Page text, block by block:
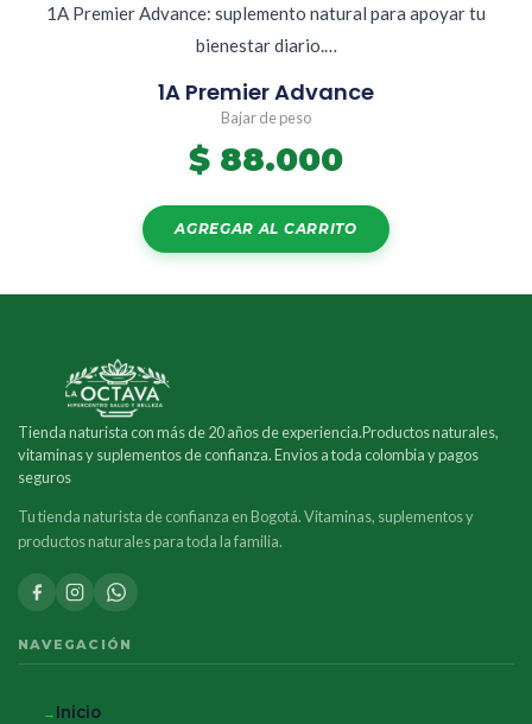
1A Premier Advance: suplemento natural para apoyar tu
bienestar diario.…
1A Premier Advance
Bajar de peso
$ 88.000
AGREGAR AL CARRITO
Tienda naturista con más de 20 años de experiencia.Productos naturales,
vitaminas y suplementos de confianza. Envios a toda colombia y pagos
seguros
Tu tienda naturista de confianza en Bogotá. Vitaminas, suplementos y
productos naturales para toda la familia.
NAVEGACIÓN
Inicio